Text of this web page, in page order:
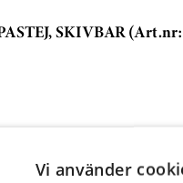
SKIVBAR
Vi använder